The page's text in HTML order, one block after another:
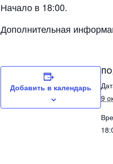
Начало в 18:00.
Дополнительная
Добавить в календарь
9